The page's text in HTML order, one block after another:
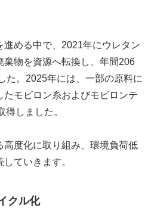
める中で、2021年にウレタン
棄物を資源へ転換し、年間206
た。2025年には、一部の原料に
たモビロン糸およびモビロンテ
しました。
度化に取り組み、環境負荷低
ていきます。
クル化